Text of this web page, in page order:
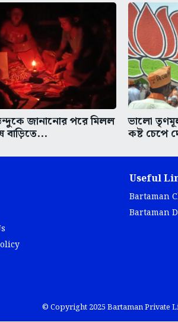
জানানোর পরে মিলল ভালো
কষ্ট চেপে
Useful
Bartaman
Bartaman
© Copyright 2025 Bartaman Private